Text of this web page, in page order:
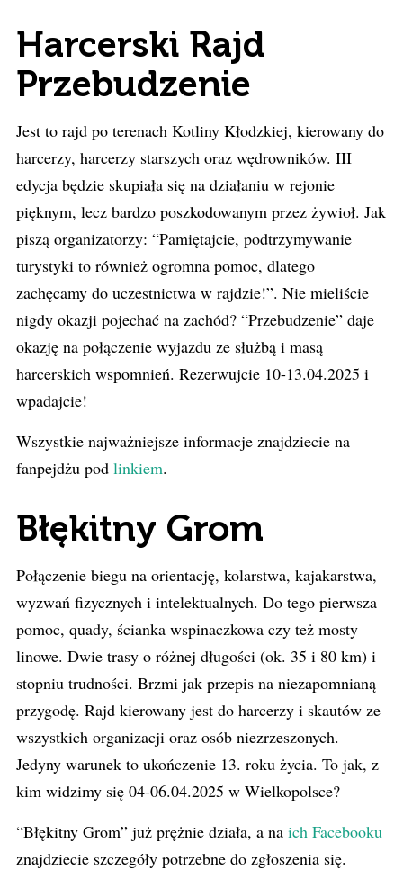
Harcerski Rajd
Przebudzenie
Jest to rajd po terenach Kotliny Kłodzkiej, kierowany do
harcerzy, harcerzy starszych oraz wędrowników. III
edycja będzie skupiała się na działaniu w rejonie
pięknym, lecz bardzo poszkodowanym przez żywioł. Jak
piszą organizatorzy: “Pamiętajcie, podtrzymywanie
turystyki to również ogromna pomoc, dlatego
zachęcamy do uczestnictwa w rajdzie!”. Nie mieliście
nigdy okazji pojechać na zachód? “Przebudzenie” daje
okazję na połączenie wyjazdu ze służbą i masą
harcerskich wspomnień. Rezerwujcie 10-13.04.2025 i
wpadajcie!
Wszystkie najważniejsze informacje znajdziecie na
fanpejdżu pod linkiem.
Błękitny Grom
Połączenie biegu na orientację, kolarstwa, kajakarstwa,
wyzwań fizycznych i intelektualnych. Do tego pierwsza
pomoc, quady, ścianka wspinaczkowa czy też mosty
linowe. Dwie trasy o różnej długości (ok. 35 i 80 km) i
stopniu trudności. Brzmi jak przepis na niezapomnianą
przygodę. Rajd kierowany jest do harcerzy i skautów ze
wszystkich organizacji oraz osób niezrzeszonych.
Jedyny warunek to ukończenie 13. roku życia. To jak, z
kim widzimy się 04-06.04.2025 w Wielkopolsce?
“Błękitny Grom” już prężnie działa, a na ich Facebooku
znajdziecie szczegóły potrzebne do zgłoszenia się.